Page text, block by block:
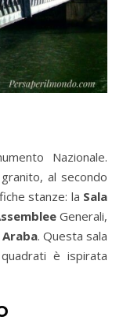
Nazionale.
al secondo
stanze: la Sala
Generali,
Araba. Questa sala
è ispirata